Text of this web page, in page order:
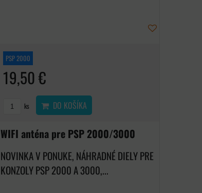
PSP 2000
19,50 €
ks DO KOŠÍKA
WIFI anténa pre PSP 2000/3000
NOVINKA V PONUKE, NÁHRADNÉ DIELY PRE
KONZOLY PSP 2000 A 3000,...